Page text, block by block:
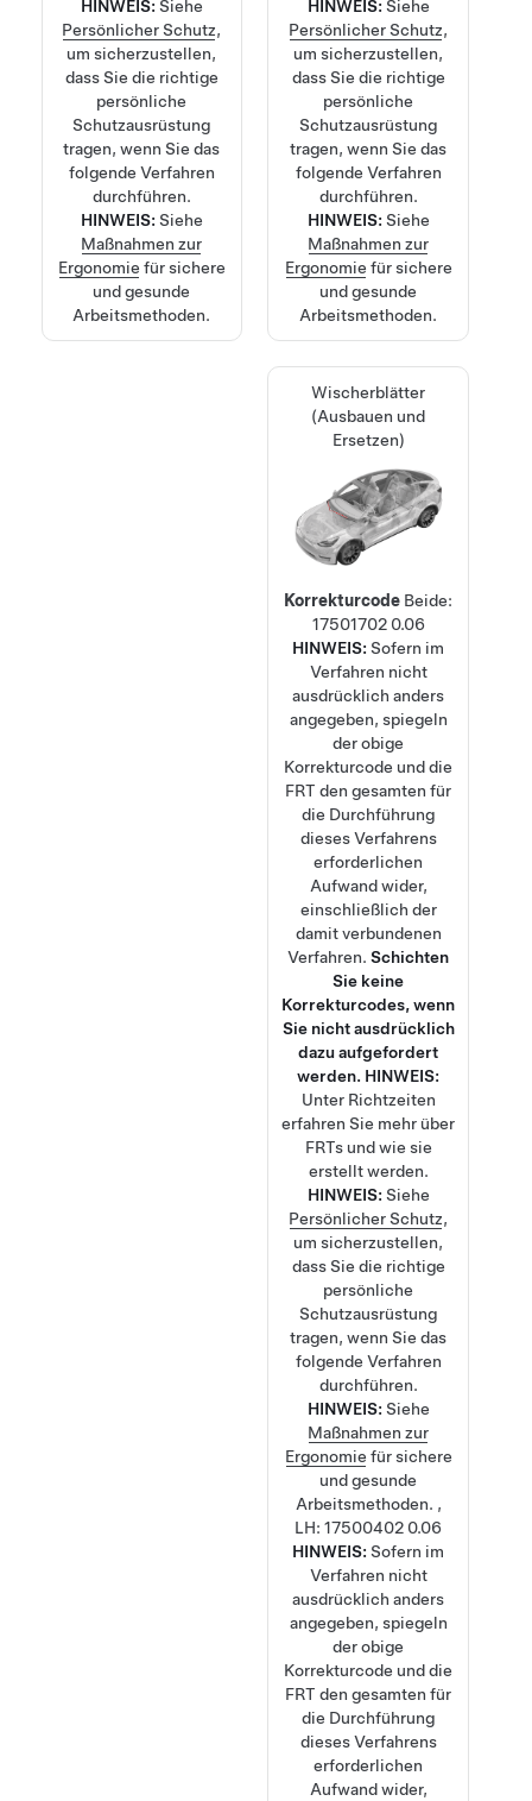
HINWEIS: Siehe
Persönlicher Schutz,
um sicherzustellen,
dass Sie die richtige
persönliche
Schutzausrüstung
tragen, wenn Sie das
folgende Verfahren
durchführen.
HINWEIS: Siehe
Maßnahmen zur
Ergonomie für sichere
und gesunde
Arbeitsmethoden.
HINWEIS: Siehe
Persönlicher Schutz,
um sicherzustellen,
dass Sie die richtige
persönliche
Schutzausrüstung
tragen, wenn Sie das
folgende Verfahren
durchführen.
HINWEIS: Siehe
Maßnahmen zur
Ergonomie für sichere
und gesunde
Arbeitsmethoden.
Wischerblätter
(Ausbauen und
Ersetzen)
Korrekturcode Beide:
17501702 0.06
HINWEIS:Sofern im
Verfahren nicht
ausdrücklich anders
angegeben, spiegeln
der obige
Korrekturcode und die
FRT den gesamten für
die Durchführung
dieses Verfahrens
erforderlichen
Aufwand wider,
einschließlich der
damit verbundenen
Verfahren.Schichten
Sie keine
Korrekturcodes, wenn
Sie nicht ausdrücklich
dazu aufgefordert
werden. HINWEIS:
Unter Richtzeiten
erfahren Sie mehr über
FRTs und wie sie
erstellt werden.
HINWEIS: Siehe
Persönlicher Schutz,
um sicherzustellen,
dass Sie die richtige
persönliche
Schutzausrüstung
tragen, wenn Sie das
folgende Verfahren
durchführen.
HINWEIS: Siehe
Maßnahmen zur
Ergonomie für sichere
und gesunde
Arbeitsmethoden. ,
LH:17500402 0.06
HINWEIS:Sofern im
Verfahren nicht
ausdrücklich anders
angegeben, spiegeln
der obige
Korrekturcode und die
FRT den gesamten für
die Durchführung
dieses Verfahrens
erforderlichen
Aufwand wider,